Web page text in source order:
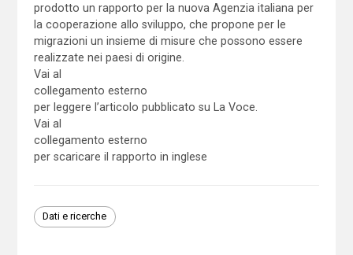
prodotto un rapporto per la nuova Agenzia italiana per
la cooperazione allo sviluppo, che propone per le
migrazioni un insieme di misure che possono essere
realizzate nei paesi di origine.
Vai al
collegamento esterno
per leggere l’articolo pubblicato su La Voce.
Vai al
collegamento esterno
per scaricare il rapporto in inglese
Dati e ricerche